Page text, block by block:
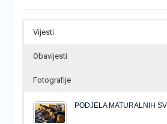
Vijesti
Obavijesti
Fotografije
PODJELA MATURALNIH